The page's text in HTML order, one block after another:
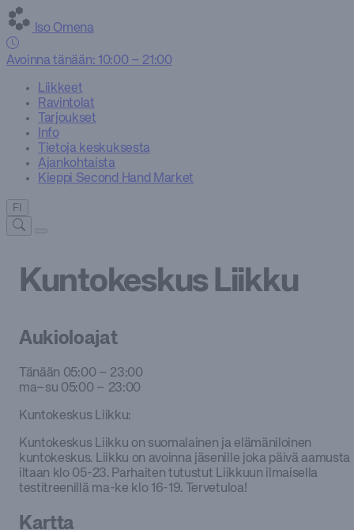
Iso Omena
Avoinna tänään: 10:00 – 21:00
Liikkeet
Ravintolat
Tarjoukset
Info
Tietoja keskuksesta
Ajankohtaista
Kieppi Second Hand Market
FI
Kuntokeskus Liikku
Aukioloajat
Tänään 05:00 – 23:00
ma–su 05:00 – 23:00
Kuntokeskus Liikku:
Kuntokeskus Liikku on suomalainen ja elämäniloinen
kuntokeskus. Liikku on avoinna jäsenille joka päivä aamusta
iltaan klo 05-23. Parhaiten tutustut Liikkuun ilmaisella
testitreenillä ma-ke klo 16-19. Tervetuloa!
Kartta